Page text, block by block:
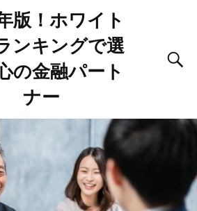
版！ホワイト
ンキングで選
の金融パート
ナー